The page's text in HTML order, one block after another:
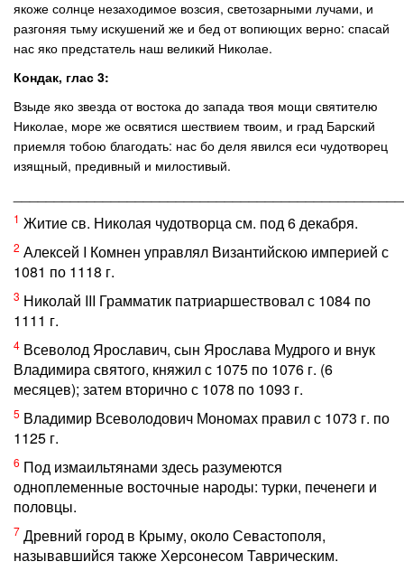
якоже солнце незаходимое возсия, светозарными лучами, и
разгоняя тьму искушений же и бед от вопиющих верно: спасай
нас яко предстатель наш великий Николае.
Кондак, глас 3:
Взыде яко звезда от востока до запада твоя мощи святителю
Николае, море же освятися шествием твоим, и град Барский
приемля тобою благодать: нас бо деля явился еси чудотворец
изящный, предивный и милостивый.
1 Житие св. Николая чудотворца см. под 6 декабря.
2 Алексей I Комнен управлял Византийскою империей с
1081 по 1118 г.
3 Николай III Грамматик патриаршествовал с 1084 по
1111 г.
4 Всеволод Ярославич, сын Ярослава Мудрого и внук
Владимира святого, княжил с 1075 по 1076 г. (6
месяцев); затем вторично с 1078 по 1093 г.
5 Владимир Всеволодович Мономах правил с 1073 г. по
1125 г.
6 Под измаильтянами здесь разумеются
одноплеменные восточные народы: турки, печенеги и
половцы.
7 Древний город в Крыму, около Севастополя,
называвшийся также Херсонесом Таврическим.